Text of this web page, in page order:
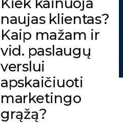
naujas klientas?
Kaip mažam ir
vid. paslaugų
verslui
apskaičiuoti
marketingo
grąžą?